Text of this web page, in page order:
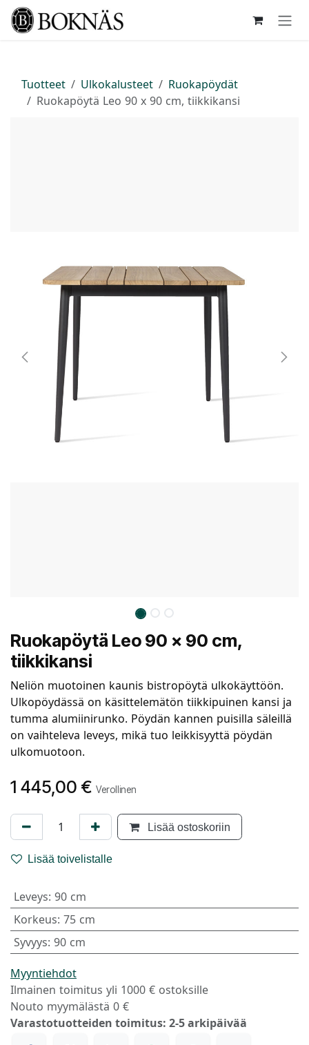
Siirry sisältöön
Tuotteet Ulkokalusteet
Ruokapöydät
Ruokapöytä Leo 90 x 90 cm, tiikkikansi
Ruokapöytä Leo 90 x 90 cm,
tiikkikansi
Neliön muotoinen kaunis bistropöytä ulkokäyttöön.
Ulkopöydässä on käsittelemätön tiikkipuinen kansi ja
tumma alumiinirunko. Pöydän kannen puisilla säleillä
on vaihteleva leveys, mikä tuo leikkisyyttä pöydän
ulkomuotoon.
1 445,00 € Verollinen
Lisää ostoskoriin
Lisää toivelistalle
Leveys: 90 cm
Korkeus: 75 cm
Syvyys: 90 cm
Myyntiehdot
Ilmainen toimitus yli 1000 € ostoksille
Nouto myymälästä 0 €
Varastotuotteiden toimitus: 2-5 arkipäivää